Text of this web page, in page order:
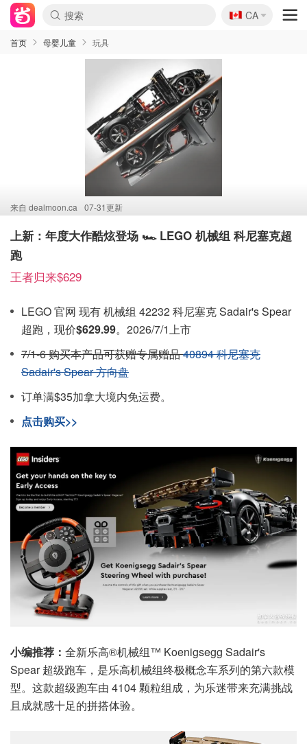
🇨🇦
CA
首页 母婴儿童 玩具
来自 dealmoon.ca 07-31更新
上新：年度大作酷炫登场 🏎️ LEGO 机械组 科尼塞克超
跑
王者归来$629
LEGO 官网 现有 机械组 42232 科尼塞克 Sadair's Spear
超跑，现价$629.99。2026/7/1上市
7/1-6 购买本产品可获赠专属赠品40894 科尼塞克
Sadair's Spear 方向盘
订单满$35加拿大境内免运费。
点击购买>>
小编推荐： 全新乐高®机械组™ Koenigsegg Sadair's
Spear 超级跑车，是乐高机械组终极概念车系列的第六款模
型。这款超级跑车由 4104 颗粒组成，为乐迷带来充满挑战
且成就感十足的拼搭体验。